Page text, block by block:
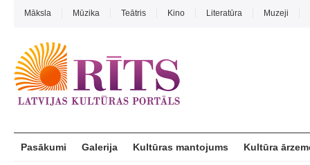
Māksla Mūzika Teātris Kino Literatūra Muzeji
Pasākumi Galerija Kultūras mantojums Kultūra